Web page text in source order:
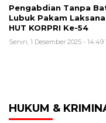
Pengabdian Tanpa
Lubuk Pakam
HUT KORPRI Ke-54
Senin, 1 Desember 2025 -
HUKUM &